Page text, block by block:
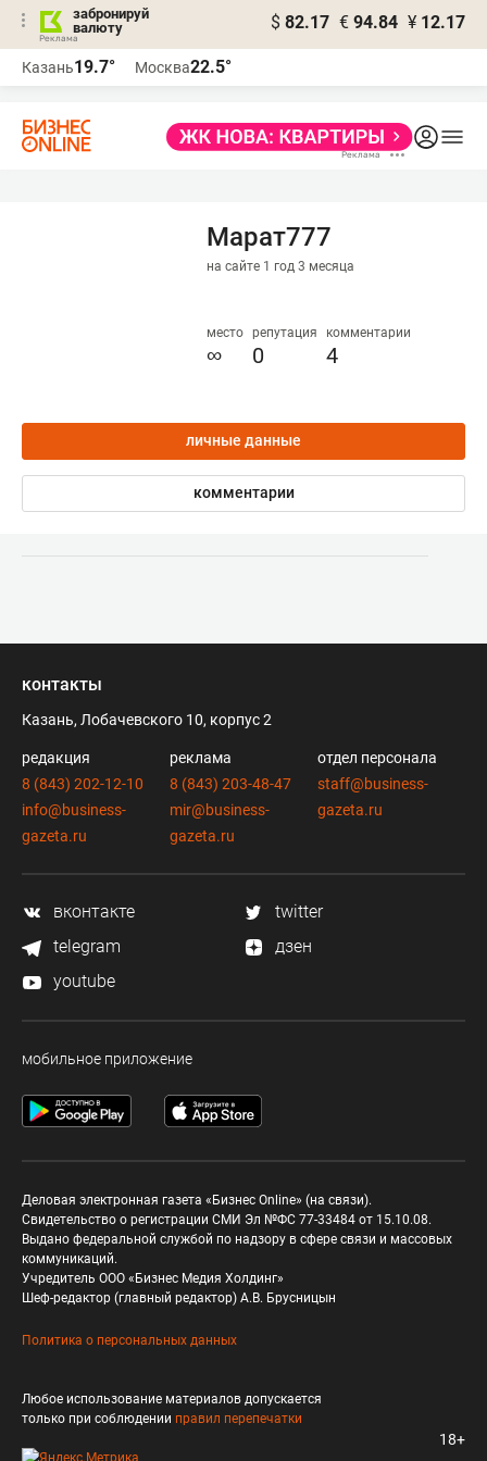
забронируй
валюту
$ 82.17 € 94.84 ¥ 12.17
Казань19.7° Москва22.5°
Марат777
на сайте 1 год 3 месяца
место
∞
репутация
0
комментарии
4
личные данные
комментарии
контакты
Казань, Лобачевского 10, корпус 2
редакция
8 (843) 202-12-10
info@business-
gazeta.ru
реклама
8 (843) 203-48-47
mir@business-
gazeta.ru
отдел персонала
staff@business-
gazeta.ru
вконтакте
twitter
telegram
дзен
youtube
мобильное приложение
Деловая электронная газета «Бизнес Online» (на связи).
Свидетельство о регистрации СМИ Эл №ФС 77-33484 от 15.10.08.
Выдано федеральной службой по надзору в сфере связи и массовых
коммуникаций.
Учредитель ООО «Бизнес Медия Холдинг»
Шеф-редактор (главный редактор) А.В. Брусницын
Политика о персональных данных
Любое использование материалов допускается
только при соблюдении правил перепечатки
18+